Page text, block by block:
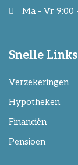
Ma - Vr 9:00
Snelle Links
Verzekeringen
Hypotheken
Financiën
Pensioen